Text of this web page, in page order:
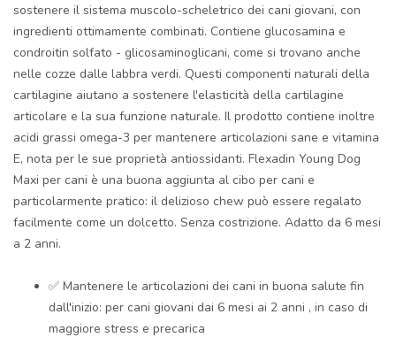
sostenere il sistema muscolo-scheletrico dei cani giovani, con
ingredienti ottimamente combinati. Contiene glucosamina e
condroitin solfato - glicosaminoglicani, come si trovano anche
nelle cozze dalle labbra verdi. Questi componenti naturali della
cartilagine aiutano a sostenere l'elasticità della cartilagine
articolare e la sua funzione naturale. Il prodotto contiene inoltre
acidi grassi omega-3 per mantenere articolazioni sane e vitamina
E, nota per le sue proprietà antiossidanti. Flexadin Young Dog
Maxi per cani è una buona aggiunta al cibo per cani e
particolarmente pratico: il delizioso chew può essere regalato
facilmente come un dolcetto. Senza costrizione. Adatto da 6 mesi
a 2 anni.
✅ Mantenere le articolazioni dei cani in buona salute fin
dall'inizio: per cani giovani dai 6 mesi ai 2 anni , in caso di
maggiore stress e precarica